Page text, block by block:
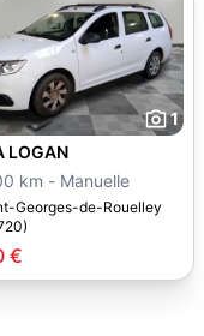
1
€
DACIA LOGAN
102000 km - Manuelle
Georges-de-Rouelley